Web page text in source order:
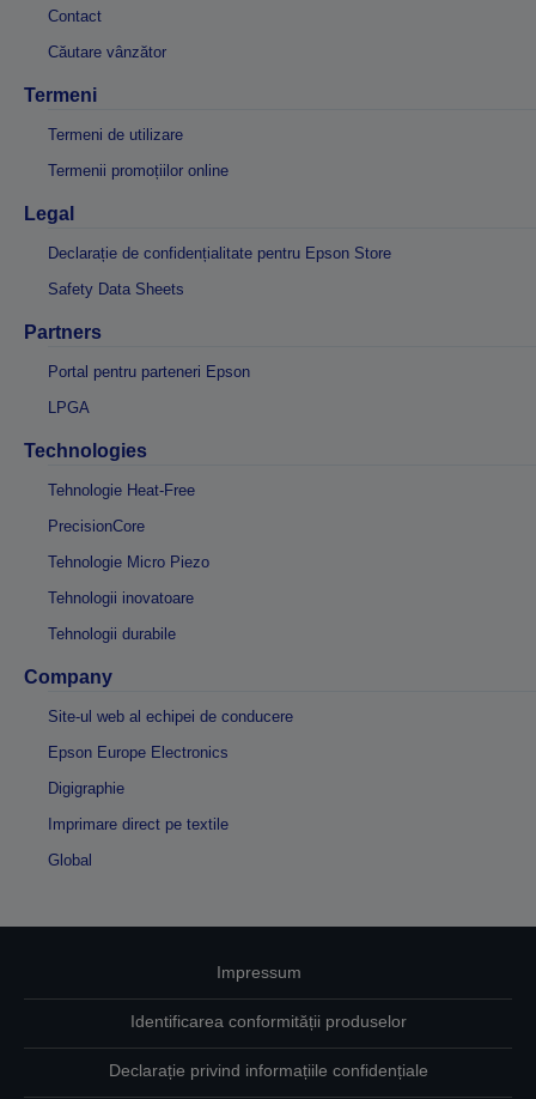
Contact
Căutare vânzător
Termeni
Termeni de utilizare
Termenii promoțiilor online
Legal
Declarație de confidențialitate pentru Epson Store
Safety Data Sheets
Partners
Portal pentru parteneri Epson
LPGA
Technologies
Tehnologie Heat-Free
PrecisionCore
Tehnologie Micro Piezo
Tehnologii inovatoare
Tehnologii durabile
Company
Site-ul web al echipei de conducere
Epson Europe Electronics
Digigraphie
Imprimare direct pe textile
Global
Impressum
Identificarea conformității produselor
Declarație privind informațiile confidențiale